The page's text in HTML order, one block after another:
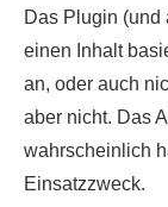
Das Plugin (und
einen Inhalt
an, oder auch
aber nicht. Das
wahrscheinlich
Einsatzzweck.